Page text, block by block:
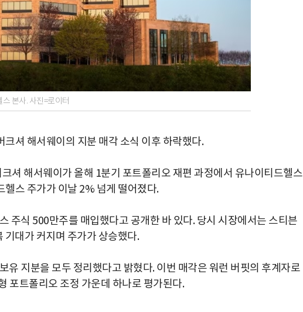
본사. 사진=로이터
셔 해서웨이의 지분 매각 소식 이후 하락했다.
셔 해서웨이가 올해 1분기 포트폴리오 재편 과정에서 유나이티드헬스
스 주가가 이날 2% 넘게 떨어졌다.
주식 500만주를 매입했다고 공개한 바 있다. 당시 시장에서는 스티븐
기대가 커지며 주가가 상승했다.
유 지분을 모두 정리했다고 밝혔다. 이번 매각은 워런 버핏의 후계자로
포트폴리오 조정 가운데 하나로 평가된다.